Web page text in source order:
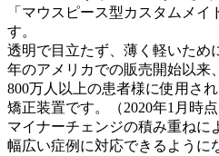
「マウスピース型カスタムメイ
す。
透明で目立たず、薄く軽いため
年のアメリカでの販売開始以来
800万人以上の患者様に使用さ
矯正装置です。（2020年1月時点
マイナーチェンジの積み重ねに
幅広い症例に対応できるように